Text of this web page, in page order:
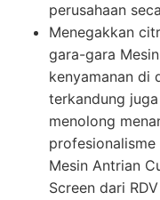
perusahaan
Menegakkan
gara-gara
kenyamanan di
terkandung
menolong
profesionalisme
Mesin Antrian
Screen dari